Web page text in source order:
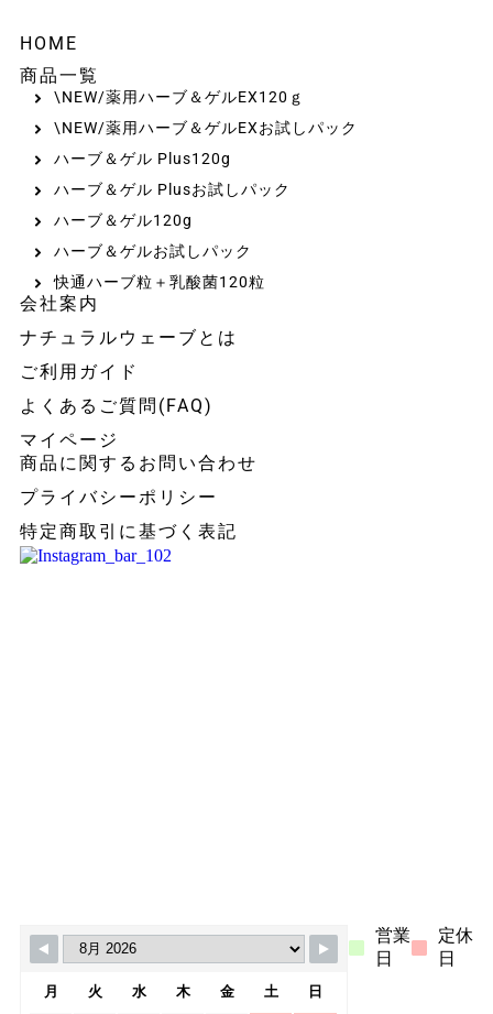
HOME
商品一覧
\NEW/薬用ハーブ＆ゲルEX120ｇ
\NEW/薬用ハーブ＆ゲルEXお試しパック
ハーブ＆ゲル Plus120g
ハーブ＆ゲル Plusお試しパック
ハーブ＆ゲル120g
ハーブ＆ゲルお試しパック
快通ハーブ粒＋乳酸菌120粒
会社案内
ナチュラルウェーブとは
ご利用ガイド
よくあるご質問(FAQ)
マイページ
商品に関するお問い合わせ
プライバシーポリシー
特定商取引に基づく表記
月 火 水 木 金 土 日
営業
日
定休
日